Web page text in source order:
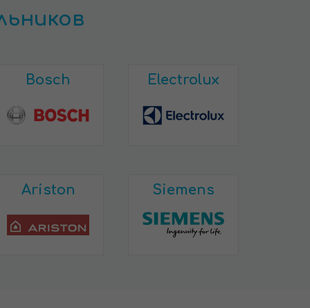
Bosch Electrolux
Ariston Siemens